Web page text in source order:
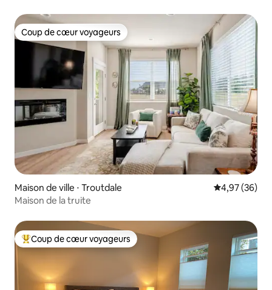
Coup de cœur voyageurs
Coup de cœur voyageurs
Maison de ville ⋅ Troutdale Évaluation
4,97 (36)
Maison de la truite
Coups de cœur voyageurs les plus appréciés
Coup de cœur voyageurs